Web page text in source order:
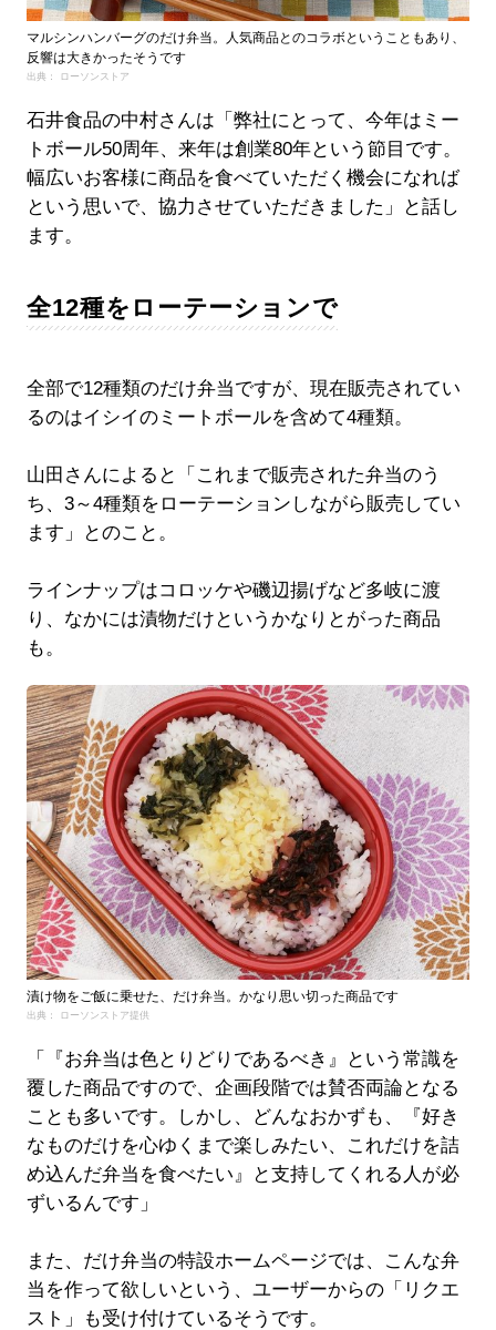
マルシンハンバーグのだけ弁当。人気商品とのコラボということもあり、
反響は大きかったそうです
出典： ローソンストア
石井食品の中村さんは「弊社にとって、今年はミー
トボール50周年、来年は創業80年という節目です。
幅広いお客様に商品を食べていただく機会になれば
という思いで、協力させていただきました」と話し
ます。
全12種をローテーションで
全部で12種類のだけ弁当ですが、現在販売されてい
るのはイシイのミートボールを含めて4種類。
山田さんによると「これまで販売された弁当のう
ち、3～4種類をローテーションしながら販売してい
ます」とのこと。
ラインナップはコロッケや磯辺揚げなど多岐に渡
り、なかには漬物だけというかなりとがった商品
も。
漬け物をご飯に乗せた、だけ弁当。かなり思い切った商品です
出典： ローソンストア提供
「『お弁当は色とりどりであるべき』という常識を
覆した商品ですので、企画段階では賛否両論となる
ことも多いです。しかし、どんなおかずも、『好き
なものだけを心ゆくまで楽しみたい、これだけを詰
め込んだ弁当を食べたい』と支持してくれる人が必
ずいるんです」
また、だけ弁当の特設ホームページでは、こんな弁
当を作って欲しいという、ユーザーからの「リクエ
スト」も受け付けているそうです。